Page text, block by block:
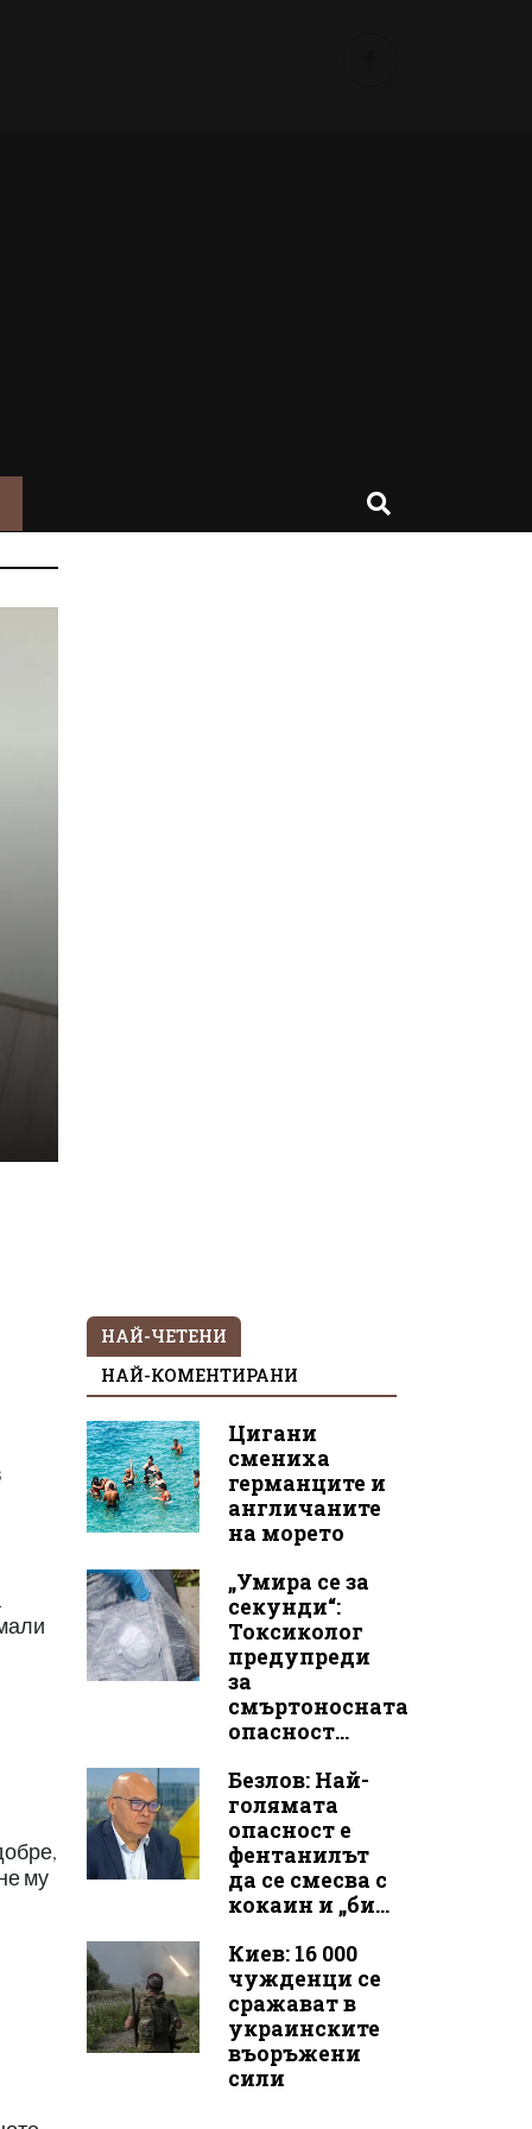
му
НАЙ-ЧЕТЕНИ
НАЙ-КОМЕНТИРАНИ
Цигани
смениха
германците и
англичаните
на морето
„Умира се за
секунди“:
Токсиколог
предупреди
за
смъртоносната
опасност...
Безлов: Най-
голямата
опасност е
фентанилът
да се смесва с
кокаин и „би...
Киев: 16 000
чужденци се
сражават в
украинските
въоръжени
сили